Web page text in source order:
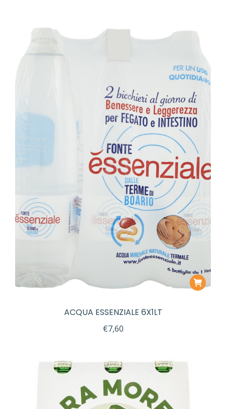
ACQUA ESSENZIALE 6X1LT
€7,60